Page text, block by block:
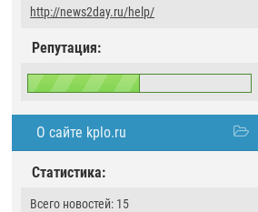
http://news2day.ru/help/
Репутация:
О сайте kplo.ru
Статистика:
Всего новостей: 15